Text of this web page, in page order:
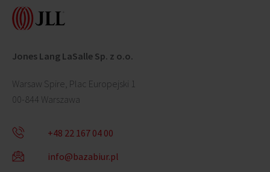
Jones Lang LaSalle Sp. z o.o.
Warsaw Spire, Plac Europejski 1
00-844 Warszawa
+48 22 167 04 00
info@bazabiur.pl